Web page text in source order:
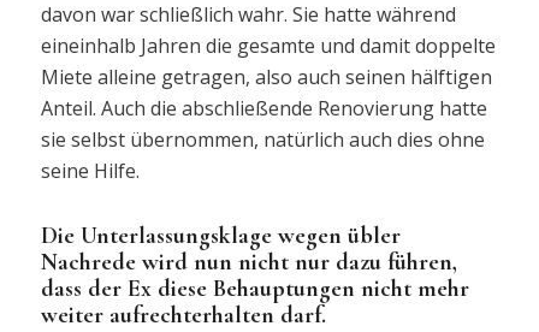
davon war schließlich wahr. Sie hatte während
eineinhalb Jahren die gesamte und damit doppelte
Miete alleine getragen, also auch seinen hälftigen
Anteil. Auch die abschließende Renovierung hatte
sie selbst übernommen, natürlich auch dies ohne
seine Hilfe.
Die Unterlassungsklage wegen übler
Nachrede wird nun nicht nur dazu führen,
dass der Ex diese Behauptungen nicht mehr
weiter aufrechterhalten darf.